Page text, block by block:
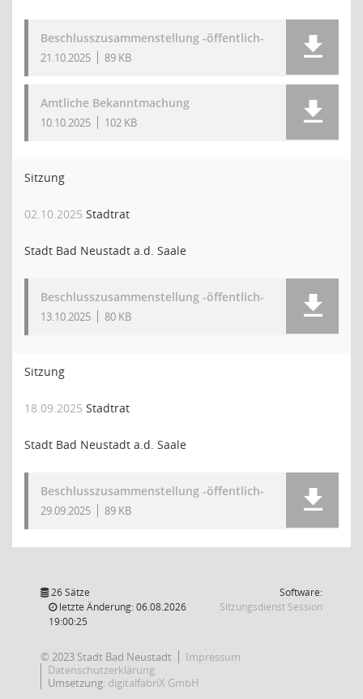
Beschlusszusammenstellung -öffentlich-
21.10.2025 89 KB
Amtliche Bekanntmachung
10.10.2025 102 KB
Sitzung
02.10.2025 Stadtrat
Stadt Bad Neustadt a.d. Saale
Beschlusszusammenstellung -öffentlich-
13.10.2025 80 KB
Sitzung
18.09.2025 Stadtrat
Stadt Bad Neustadt a.d. Saale
Beschlusszusammenstellung -öffentlich-
29.09.2025 89 KB
26 Sätze
letzte Änderung: 06.08.2026
19:00:25
Software:
Sitzungsdienst Session
© 2023 Stadt Bad Neustadt
Impressum
Datenschutzerklärung
Umsetzung: digitalfabriX GmbH